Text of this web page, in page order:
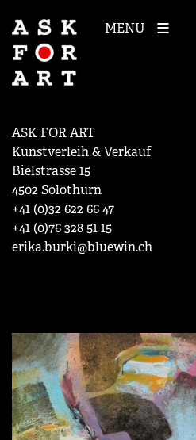
MENU
ASK FOR ART
Kunstverleih & Verkauf
Bielstrasse 15
4502 Solothurn
+41 (0)32 622 66 47
+41 (0)76 328 51 15
erika.burki@bluewin.ch